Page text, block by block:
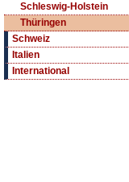
Schleswig-Holstein
Thüringen
Schweiz
Italien
International